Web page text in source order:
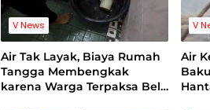
V News
Air Tak Layak, Biaya Rumah
Tangga Membengkak
karena Warga Terpaksa Beli
V
Air